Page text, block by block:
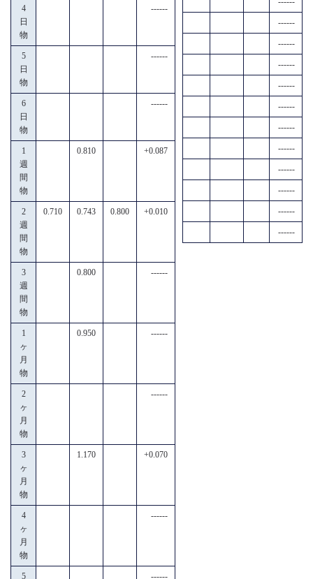
4
日
物
------
5
日
物
------
6
日
物
------
1
週
間
物
0.810 +0.087
2
週
間
物
0.710 0.743 0.800 +0.010
3
週
間
物
0.800 ------
1
ヶ
月
物
0.950 ------
2
ヶ
月
物
------
3
ヶ
月
物
1.170 +0.070
4
ヶ
月
物
------
5 ------
------
------
------
------
------
------
------
------
------
------
------